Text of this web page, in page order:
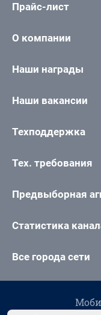
Прайс-лист
О компании
Наши награды
Наши вакансии
Техподдержка
Тех. требования
Предвыборная
Статистика
Все города сети